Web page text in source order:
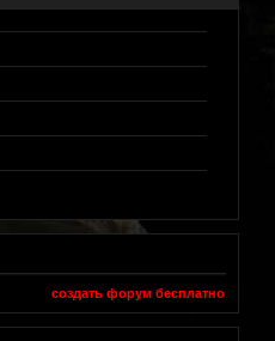
создать форум бесплатно